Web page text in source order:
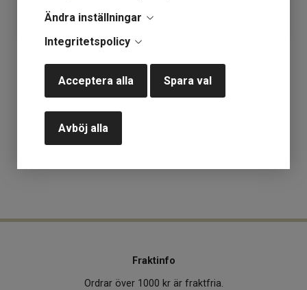
Ändra inställningar
Integritetspolicy
Acceptera alla Spara val
Avböj alla
108 kr
KÖP KÖP
Fraktinfo
Ordrar över 1000 kr är fraktfria.